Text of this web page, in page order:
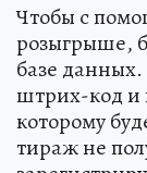
Чтобы с
розыгрыше,
базе данных.
штрих-код и
которому
тираж не